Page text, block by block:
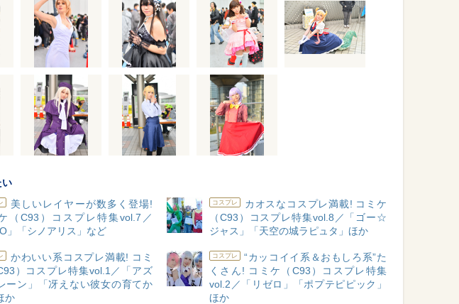
い
美しいレイヤーが数多く登場!
（C93）コスプレ特集vol.7／
」「シノアリス」など
コスプレ
カオスなコスプレ満載! コミケ
（C93）コスプレ特集vol.8／「ゴー☆
ジャス」「天空の城ラピュタ」ほか
かわいい系コスプレ満載! コミ
）コスプレ特集vol.1／「アズ
ーン」「冴えない彼女の育てか
か
コスプレ
“カッコイイ系＆おもしろ系”た
くさん! コミケ（C93）コスプレ特集
vol.2／「リゼロ」「ポプテピピック」
ほか